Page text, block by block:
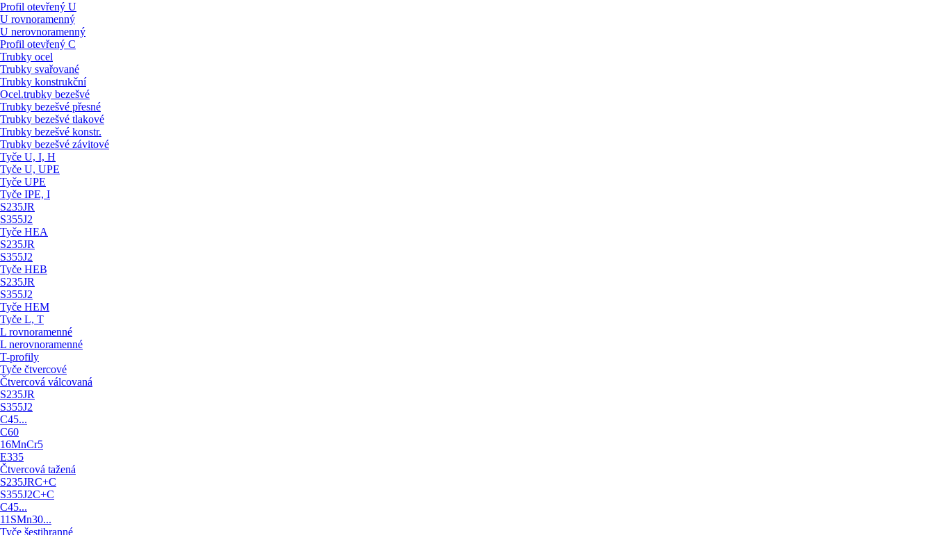
Profil otevřený U
U rovnoramenný
U nerovnoramenný
Profil otevřený C
Trubky ocel
Trubky svařované
Trubky konstrukční
Ocel.trubky bezešvé
Trubky bezešvé přesné
Trubky bezešvé tlakové
Trubky bezešvé konstr.
Trubky bezešvé závitové
Tyče U, I, H
Tyče U, UPE
Tyče UPE
Tyče IPE, I
S235JR
S355J2
Tyče HEA
S235JR
S355J2
Tyče HEB
S235JR
S355J2
Tyče HEM
Tyče L, T
L rovnoramenné
L nerovnoramenné
T-profily
Tyče čtvercové
Čtvercová válcovaná
S235JR
S355J2
C45...
C60
16MnCr5
E335
Čtvercová tažená
S235JRC+C
S355J2C+C
C45...
11SMn30...
Tyče šestihranné